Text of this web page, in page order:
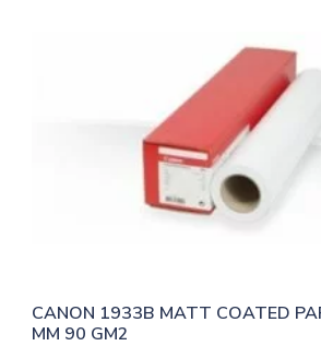
CANON 1933B MATT COATED
MM 90 GM2